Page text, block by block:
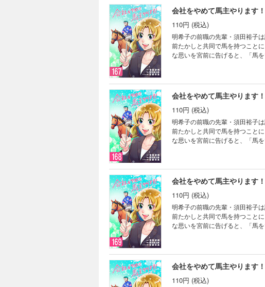
会社をやめて馬主やりま
110円 (税込)
明希子の前職の先輩・須田裕子
前たかしと共同で馬を持つこと
な思いを宮前に告げると、「馬
会社をやめて馬主やりま
110円 (税込)
明希子の前職の先輩・須田裕子
前たかしと共同で馬を持つこと
な思いを宮前に告げると、「馬
会社をやめて馬主やりま
110円 (税込)
明希子の前職の先輩・須田裕子
前たかしと共同で馬を持つこと
な思いを宮前に告げると、「馬
会社をやめて馬主やりま
110円 (税込)